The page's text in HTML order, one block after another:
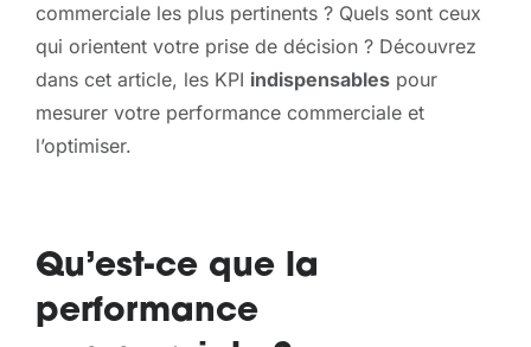
commerciale les plus pertinents ? Quels sont ceux
qui orientent votre prise de décision ? Découvrez
dans cet article, les KPI indispensables pour
mesurer votre performance commerciale et
l’optimiser.
Qu’est-ce que la
performance